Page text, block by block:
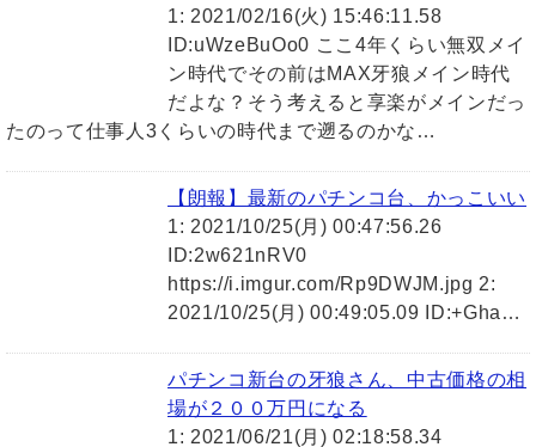
1: 2021/02/16(火) 15:46:11.58
ID:uWzeBuOo0 ここ4年くらい無双メイ
ン時代でその前はMAX牙狼メイン時代
だよな？そう考えると享楽がメインだっ
たのって仕事人3くらいの時代まで遡るのかな…
【朗報】最新のパチンコ台、かっこいい
1: 2021/10/25(月) 00:47:56.26
ID:2w621nRV0
https://i.imgur.com/Rp9DWJM.jpg 2:
2021/10/25(月) 00:49:05.09 ID:+Gha…
パチンコ新台の牙狼さん、中古価格の相
場が２００万円になる
1: 2021/06/21(月) 02:18:58.34